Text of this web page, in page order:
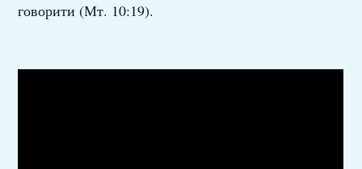
говорити (Мт. 10:19).